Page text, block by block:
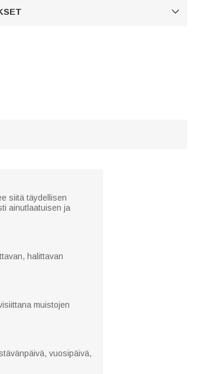

siitä täydellisen
ainutlaatuisen ja
halittavan
muistojen
vuosipäivä,